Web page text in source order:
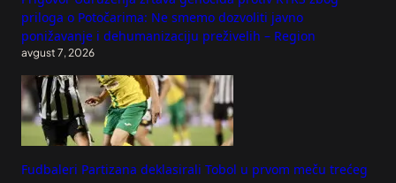
priloga o Potočarima: Ne smemo dozvoliti javno
ponižavanje i dehumanizaciju preživelih – Region
avgust 7, 2026
Fudbaleri Partizana deklasirali Tobol u prvom meču trećeg